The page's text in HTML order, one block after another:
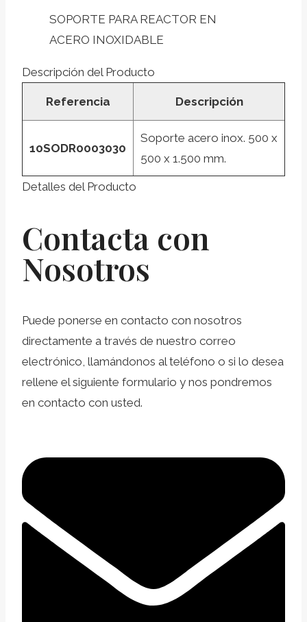
SOPORTE PARA REACTOR EN
ACERO INOXIDABLE
Descripción del Producto
Referencia Descripción
10SODR0003030
Soporte acero inox. 500 x
500 x 1.500 mm.
Detalles del Producto
Contacta con
Nosotros
Puede ponerse en contacto con nosotros
directamente a través de nuestro correo
electrónico, llamándonos al teléfono o si lo desea
rellene el siguiente formulario y nos pondremos
en contacto con usted.